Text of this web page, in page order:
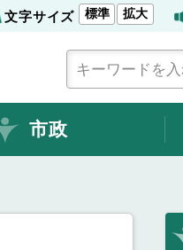
文字サイズ 標準 拡大
市政